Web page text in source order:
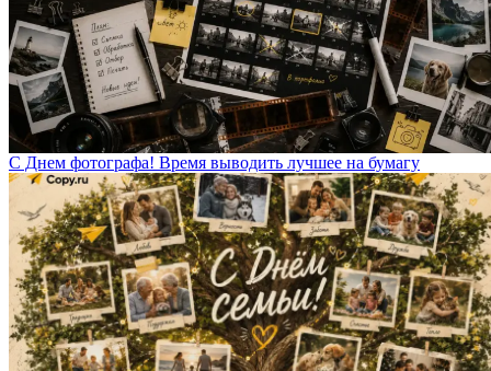
С Днем фотографа! Время выводить лучшее на бумагу